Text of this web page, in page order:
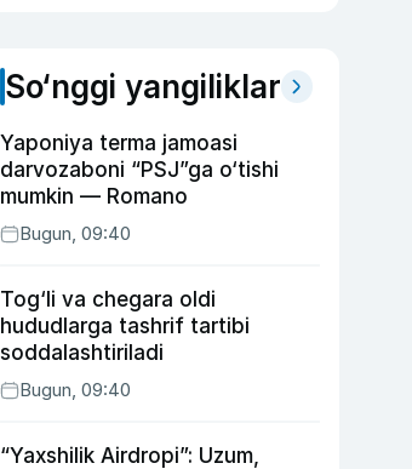
So‘nggi yangiliklar
Yaponiya terma jamoasi
darvozaboni “PSJ”ga o‘tishi
mumkin — Romano
Bugun, 09:40
Tog‘li va chegara oldi
hududlarga tashrif tartibi
soddalashtiriladi
Bugun, 09:40
“Yaxshilik Airdropi”: Uzum,